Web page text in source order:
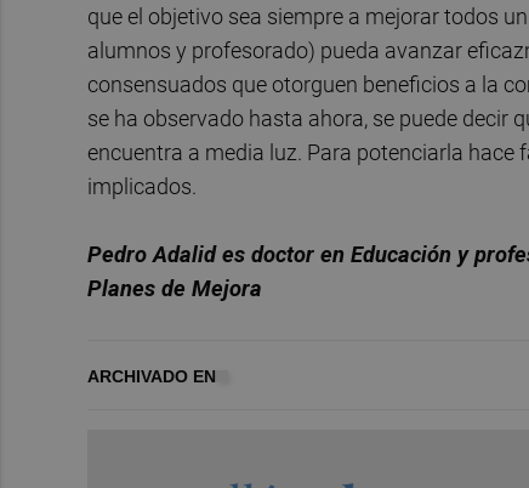
que el objetivo sea siempre a mejorar todos
alumnos y profesorado) pueda avanzar
consensuados que otorguen beneficios a la
se ha observado hasta ahora, se puede decir
encuentra a media luz. Para potenciarla hace
implicados.
Pedro Adalid es doctor en Educación y
Planes de Mejora
ARCHIVADO EN